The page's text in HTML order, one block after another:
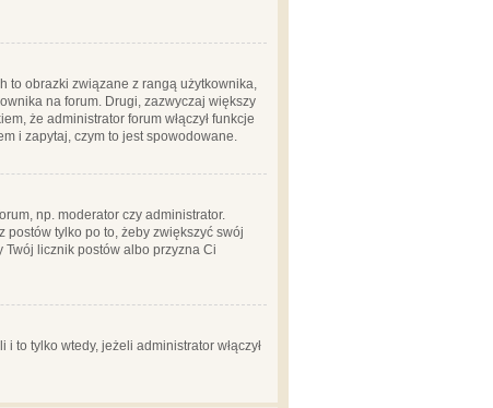
to obrazki związane z rangą użytkownika,
na forum. Drugi, zazwyczaj większy
że administrator forum włączył funkcje
i zapytaj, czym to jest spowodowane.
np. moderator czy administrator.
tylko po to, żeby zwiększyć swój
Twój licznik postów albo przyzna Ci
to tylko wtedy, jeżeli administrator włączył